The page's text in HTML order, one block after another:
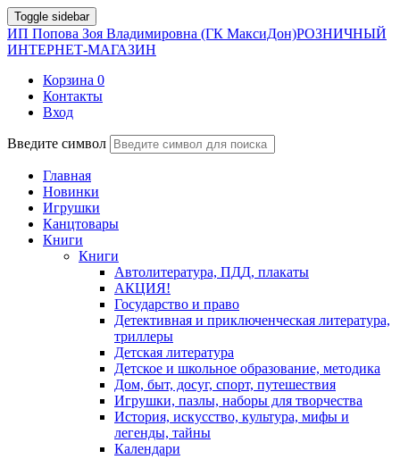
Toggle sidebar
ИП Попова Зоя Владимировна (ГК МаксиДон)РОЗНИЧНЫЙ
ИНТЕРНЕТ-МАГАЗИН
Корзина 0
Контакты
Вход
Введите символ
Главная
Новинки
Игрушки
Канцтовары
Книги
Книги
Автолитература, ПДД, плакаты
АКЦИЯ!
Государство и право
Детективная и приключенческая литература,
триллеры
Детская литература
Детское и школьное образование, методика
Дом, быт, досуг, спорт, путешествия
Игрушки, пазлы, наборы для творчества
История, искусство, культура, мифы и
легенды, тайны
Календари